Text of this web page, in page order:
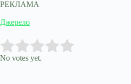
РЕКЛАМА
Джерело
Rate this item:
No votes yet.